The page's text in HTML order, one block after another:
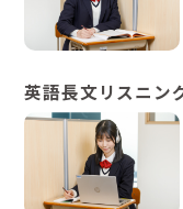
英語長文リスニン